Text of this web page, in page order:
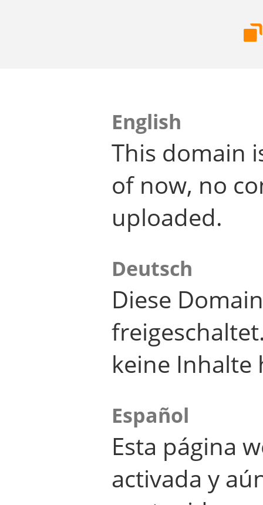
English
This domain
of now, no
uploaded.
Deutsch
Diese
keine Inhalte
Español
Esta página
activada y